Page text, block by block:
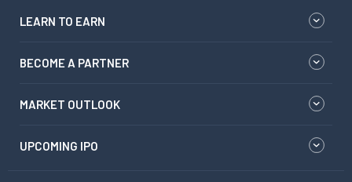
LEARN TO EARN
BECOME A PARTNER
MARKET OUTLOOK
UPCOMING IPO